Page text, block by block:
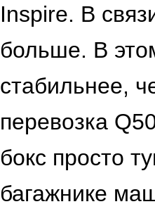
Inspire. В
больше. В
стабильнее,
перевозка
бокс просто
багажнике